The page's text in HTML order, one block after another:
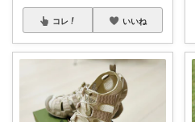
コレ いいね